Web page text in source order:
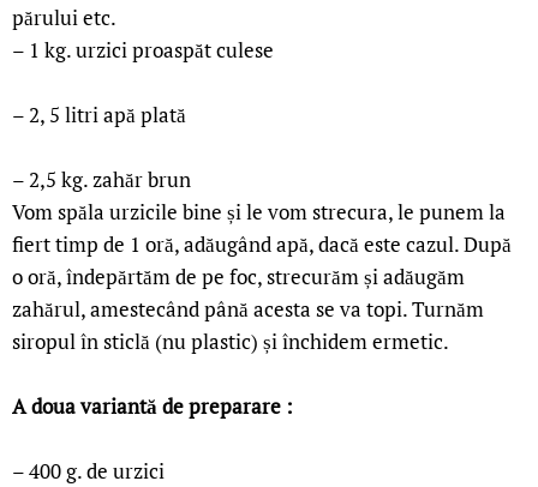
părului etc.
– 1 kg. urzici proaspăt culese
– 2, 5 litri apă plată
– 2,5 kg. zahăr brun
Vom spăla urzicile bine și le vom strecura, le punem la
fiert timp de 1 oră, adăugând apă, dacă este cazul. După
o oră, îndepărtăm de pe foc, strecurăm și adăugăm
zahărul, amestecând până acesta se va topi. Turnăm
siropul în sticlă (nu plastic) și închidem ermetic.
A doua variantă de preparare :
– 400 g. de urzici